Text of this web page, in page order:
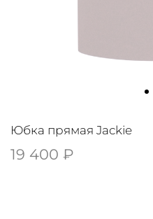
Юбка прямая Jackie
19 400 ₽